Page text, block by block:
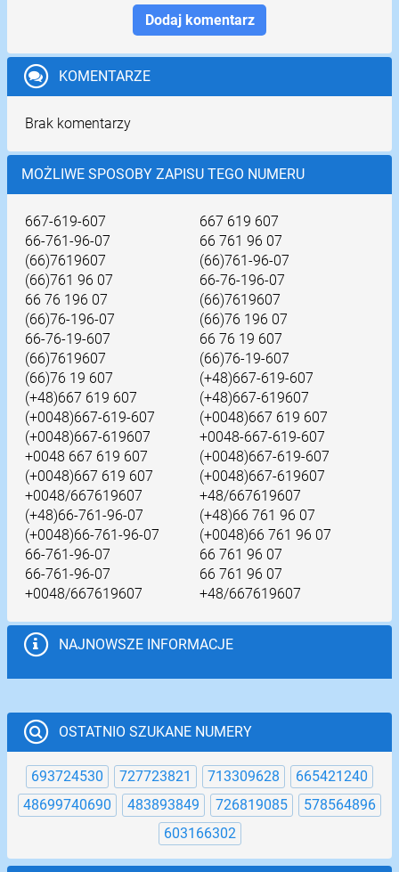
KOMENTARZE
Brak komentarzy
MOŻLIWE SPOSOBY ZAPISU TEGO NUMERU
667-619-607
667 619 607
66-761-96-07
66 761 96 07
(66)7619607
(66)761-96-07
(66)761 96 07
66-76-196-07
66 76 196 07
(66)7619607
(66)76-196-07
(66)76 196 07
66-76-19-607
66 76 19 607
(66)7619607
(66)76-19-607
(66)76 19 607
(+48)667-619-607
(+48)667 619 607
(+48)667-619607
(+0048)667-619-607
(+0048)667 619 607
(+0048)667-619607
+0048-667-619-607
+0048 667 619 607
(+0048)667-619-607
(+0048)667 619 607
(+0048)667-619607
+0048/667619607
+48/667619607
(+48)66-761-96-07
(+48)66 761 96 07
(+0048)66-761-96-07
(+0048)66 761 96 07
66-761-96-07
66 761 96 07
66-761-96-07
66 761 96 07
+0048/667619607
+48/667619607
NAJNOWSZE INFORMACJE
OSTATNIO SZUKANE NUMERY
693724530 727723821 713309628
665421240
48699740690
483893849 726819085
578564896
603166302